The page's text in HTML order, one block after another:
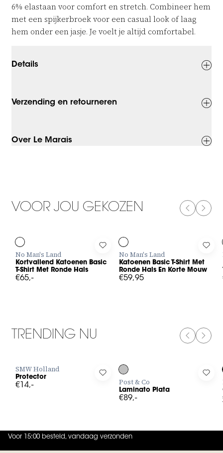
6% elastaan voor comfort en stretch. Combineer hem
met een spijkerbroek voor een casual look of laag
hem onder een jasje. Je voelt je altijd comfortabel.
Details
Verzending en retourneren
Over Le Marais
VOOR JOU GEKOZEN
in to add Kortvallend Katoenen Basic T-Shirt Met
No Man's Land
Kortvallend Katoenen Basic
T-Shirt Met Ronde Hals
€65,-
Log in to add Katoenen Basic
No Man's Land
Katoenen Basic T-Shirt Met
Ronde Hals En Korte Mouw
€59,95
Log
TRENDING NU
in to add Protector to your wishlist
SMW Holland
Protector
€14,-
Log in to add Laminato Plata to
Post & Co
Laminato Plata
€89,-
Log
Voor 15:00 besteld, vandaag verzonden
4.9 uit5 (739 reviews)